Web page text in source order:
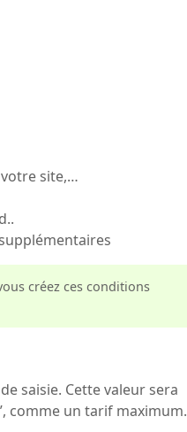
site,…
créez ces conditions
saisie. Cette valeur sera
comme un tarif maximum.